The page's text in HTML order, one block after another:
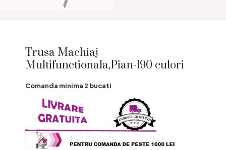
Trusa Machiaj
Multifunctionala,Pian-190 culori
Comanda minima 2 bucati